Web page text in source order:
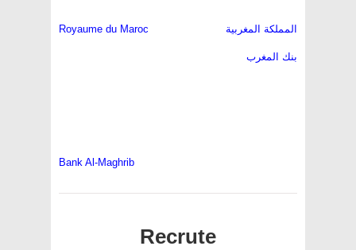
Royaume du Maroc
Bank Al-Maghrib
المملكة المغربية
بنك المغرب
Recrute